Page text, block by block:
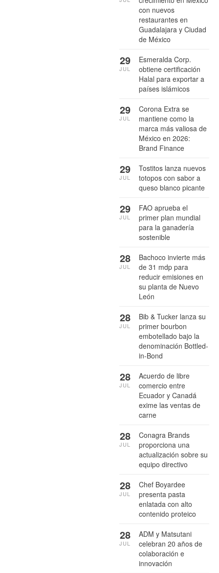
con nuevos
restaurantes en
Guadalajara y Ciudad
de México
Esmeralda Corp.
obtiene certificación
Halal para exportar a
países islámicos
29
JUL
Corona Extra se
mantiene como la
marca más valiosa de
México en 2026:
Brand Finance
29
JUL
Tostitos lanza nuevos
totopos con sabor a
queso blanco picante
29
JUL
FAO aprueba el
primer plan mundial
para la ganadería
sostenible
29
JUL
Bachoco invierte más
de 31 mdp para
reducir emisiones en
su planta de Nuevo
León
28
JUL
Bib & Tucker lanza su
primer bourbon
embotellado bajo la
denominación Bottled-
in-Bond
28
JUL
Acuerdo de libre
comercio entre
Ecuador y Canadá
exime las ventas de
carne
28
JUL
Conagra Brands
proporciona una
actualización sobre su
equipo directivo
28
JUL
Chef Boyardee
presenta pasta
enlatada con alto
contenido proteico
28
JUL
ADM y Matsutani
celebran 20 años de
colaboración e
innovación
28
JUL